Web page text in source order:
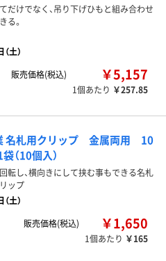
だけでなく、吊り下げひもと組み合わせ
る。
土）
販売価格(税込)
￥5,157
1個あたり ￥257.85
名札用クリップ 金属両用 10
（10個入）
転し、横向きにして挟む事もできる名札
ップ
土）
販売価格(税込)
￥1,650
1個あたり ￥165